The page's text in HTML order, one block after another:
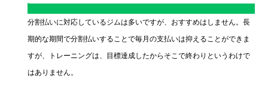
分割払いに対応しているジムは多いですが、おすすめはしません。長
期的な期間で分割払いすることで毎月の支払いは抑えることができま
すが、トレーニングは、目標達成したからそこで終わりというわけで
はありません。